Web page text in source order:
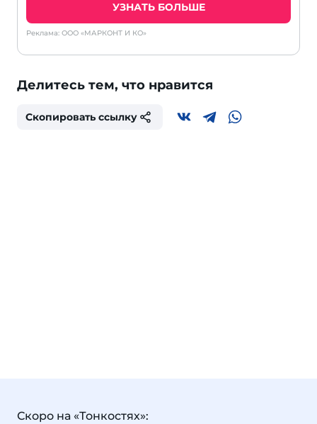
УЗНАТЬ БОЛЬШЕ
Реклама: ООО «МАРКОНТ И КО»
Делитесь тем, что нравится
Скопировать ссылку
Скоро на «Тонкостях»: